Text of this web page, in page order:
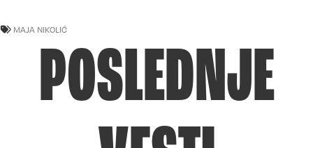
MAJA NIKOLIĆ
POSLEDNJE